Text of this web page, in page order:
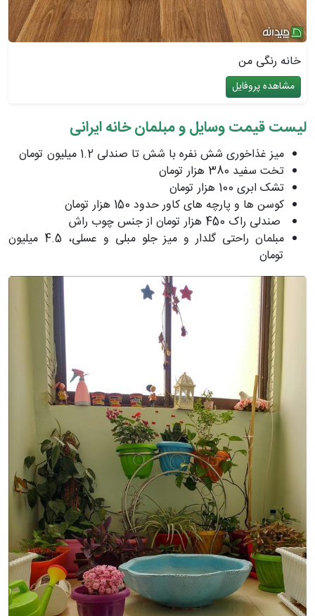
خانه رنگی من
مشاهده پروفایل
لیست قیمت وسایل و مبلمان خانه ایرانی
میز غذاخوری شش نفره با شش تا صندلی 1.2 میلیون تومان
تخت سفید 380 هزار تومان
تشک ابری 100 هزار تومان
کوسن ها و پارچه های کاور حدود 150 هزار تومان
صندلی راک 450 هزار تومان از جنس چوب راش
مبلمان راحتی گلدار و میز جلو مبلی و عسلی، 4.5 میلیون
تومان